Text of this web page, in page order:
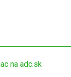
na adc.sk